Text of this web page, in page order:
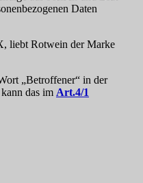
Daten
liebt Rotwein der Marke
„Betroffener“ in der
das im Art.4/1